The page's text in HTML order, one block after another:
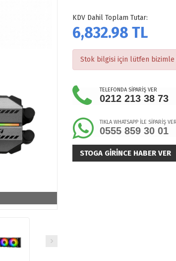
KDV Dahil Toplam Tutar:
6,832.98 TL
Stok bilgisi için lütfen bizimle
TELEFONDA SİPARİŞ VER
0212 213 38 73
TIKLA WHATSAPP İLE SİPARİŞ VER
0555 859 30 01
STOGA GIRINCE HABER VER